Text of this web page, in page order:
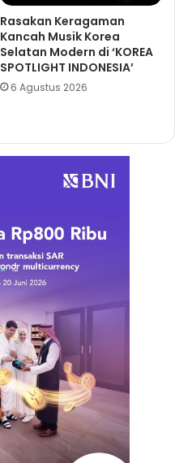
Rasakan Keragaman
Kancah Musik Korea
Selatan Modern di ‘KOREA
SPOTLIGHT INDONESIA’
6 Agustus 2026